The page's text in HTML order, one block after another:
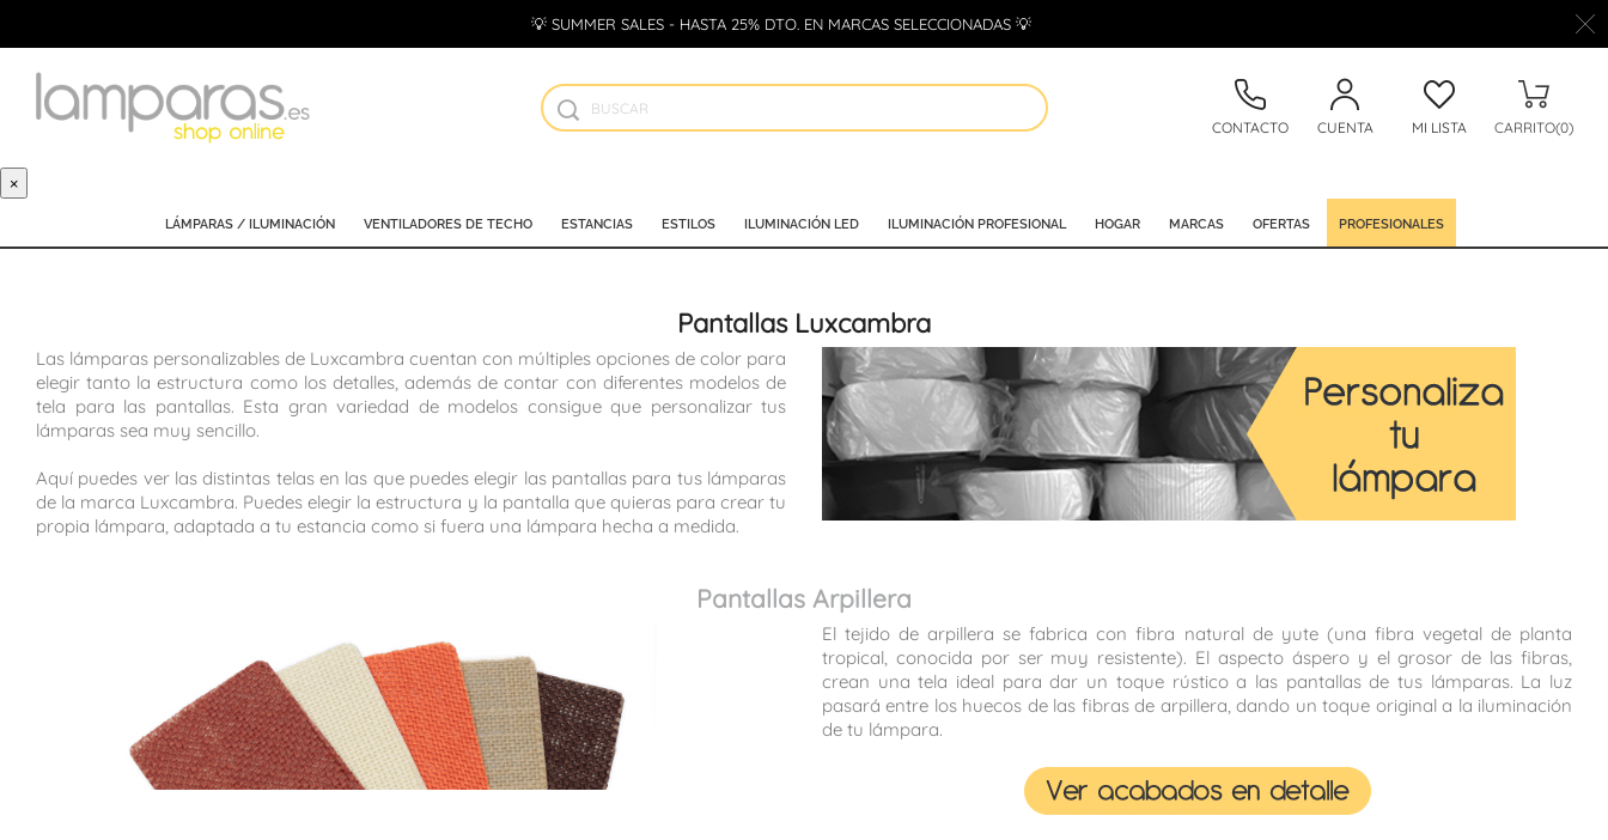
💡 SUMMER SALES - HASTA 25% DTO. EN MARCAS SELECCIONADAS 💡
CONTACTO CUENTA MI LISTA CARRITO(0)
×
LÁMPARAS / ILUMINACIÓN VENTILADORES DE TECHO ESTANCIAS ESTILOS ILUMINACIÓN LED ILUMINACIÓN PROFESIONAL HOGAR MARCAS OFERTAS PROFESIONALES
Pantallas Luxcambra
Las lámparas personalizables de Luxcambra cuentan con múltiples opciones de color para
elegir tanto la estructura como los detalles, además de contar con diferentes modelos de
tela para las pantallas. Esta gran variedad de modelos consigue que personalizar tus
lámparas sea muy sencillo.
Aquí puedes ver las distintas telas en las que puedes elegir las pantallas para tus lámparas
de la marca Luxcambra. Puedes elegir la estructura y la pantalla que quieras para crear tu
propia lámpara, adaptada a tu estancia como si fuera una lámpara hecha a medida.
Pantallas Arpillera
El tejido de arpillera se fabrica con fibra natural de yute (una fibra vegetal de planta
tropical, conocida por ser muy resistente). El aspecto áspero y el grosor de las fibras,
crean una tela ideal para dar un toque rústico a las pantallas de tus lámparas. La luz
pasará entre los huecos de las fibras de arpillera, dando un toque original a la iluminación
de tu lámpara.